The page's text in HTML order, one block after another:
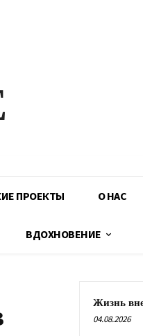
ПРОЕКТЫ О НАС
ВДОХНОВЕНИЕ
Жизнь
04.08.2026